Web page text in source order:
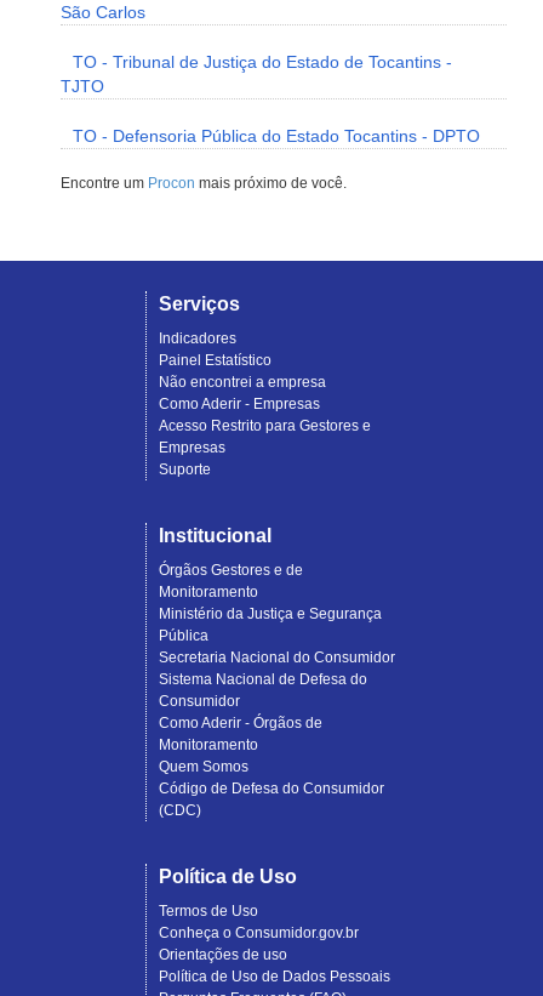
São Carlos
TO - Tribunal de Justiça do Estado de Tocantins -
TJTO
TO - Defensoria Pública do Estado Tocantins - DPTO
Encontre um Procon mais próximo de você.
Serviços
Indicadores
Painel Estatístico
Não encontrei a empresa
Como Aderir - Empresas
Acesso Restrito para Gestores e
Empresas
Suporte
Institucional
Órgãos Gestores e de
Monitoramento
Ministério da Justiça e Segurança
Pública
Secretaria Nacional do Consumidor
Sistema Nacional de Defesa do
Consumidor
Como Aderir - Órgãos de
Monitoramento
Quem Somos
Código de Defesa do Consumidor
(CDC)
Política de Uso
Termos de Uso
Conheça o Consumidor.gov.br
Orientações de uso
Política de Uso de Dados Pessoais